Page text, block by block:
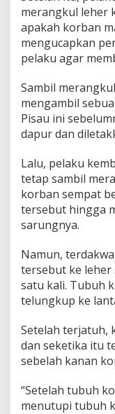
merangkul leher
apakah korban
mengucapkan
pelaku agar
Sambil
mengambil
Pisau ini
dapur dan
Lalu, pelaku
tetap sambil
korban sempat
tersebut hingga
sarungnya.
Namun,
tersebut ke leher
satu kali. Tubuh
telungkup ke
Setelah terjatuh,
dan seketika itu
sebelah kanan
“Setelah tubuh
menutupi tubuh